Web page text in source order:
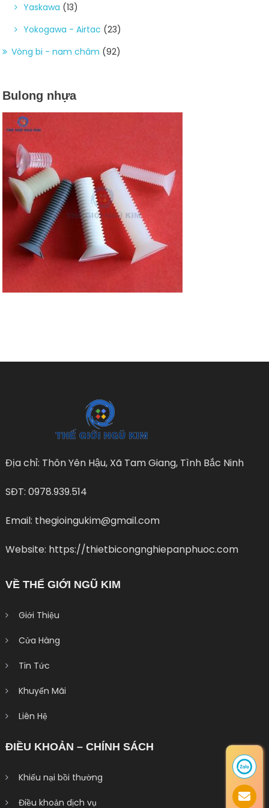
Yaskawa (13)
Yokogawa - Airtac (23)
Vòng bi - nam châm (92)
Bulong nhựa
Địa chỉ: Thôn Yên Hậu, Xã Tam Giang, Tình Bắc Ninh
SĐT: 0978.939.514
Email: thegioingukim@gmail.com
Website: https://thietbicongnghiepanphuoc.com
VỀ THẾ GIỚI NGŨ KIM
Giới Thiệu
Cửa Hàng
Tin Tức
Khuyến Mãi
Liên Hệ
ĐIỀU KHOẢN – CHÍNH SÁCH
Khiếu nại bồi thường
Điều khoản dịch vụ